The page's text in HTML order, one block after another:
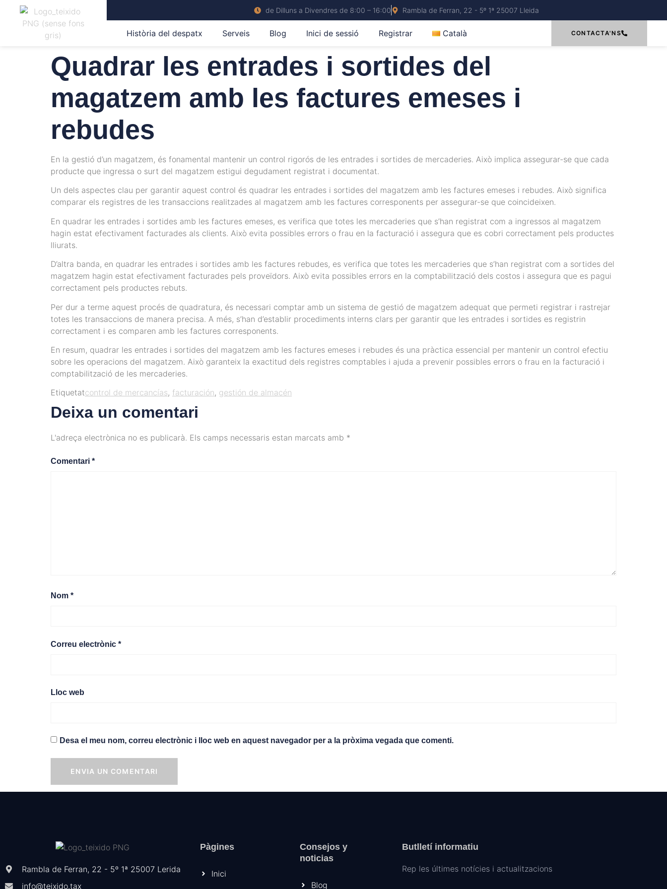
de Dilluns a Divendres de 8:00 – 16:00 Rambla de Ferran, 22 - 5º 1ª 25007 Lleida
Història del despatx Serveis Blog Inici de sessió Registrar Català CONTACTA'NS
Quadrar les entrades i sortides del
magatzem amb les factures emeses i
rebudes
En la gestió d’un magatzem, és fonamental mantenir un control rigorós de les entrades i sortides de mercaderies. Això implica assegurar-se que cada
producte que ingressa o surt del magatzem estigui degudament registrat i documentat.
Un dels aspectes clau per garantir aquest control és quadrar les entrades i sortides del magatzem amb les factures emeses i rebudes. Això significa
comparar els registres de les transaccions realitzades al magatzem amb les factures corresponents per assegurar-se que coincideixen.
En quadrar les entrades i sortides amb les factures emeses, es verifica que totes les mercaderies que s’han registrat com a ingressos al magatzem
hagin estat efectivament facturades als clients. Això evita possibles errors o frau en la facturació i assegura que es cobri correctament pels productes
lliurats.
D’altra banda, en quadrar les entrades i sortides amb les factures rebudes, es verifica que totes les mercaderies que s’han registrat com a sortides del
magatzem hagin estat efectivament facturades pels proveïdors. Això evita possibles errors en la comptabilització dels costos i assegura que es pagui
correctament pels productes rebuts.
Per dur a terme aquest procés de quadratura, és necessari comptar amb un sistema de gestió de magatzem adequat que permeti registrar i rastrejar
totes les transaccions de manera precisa. A més, s’han d’establir procediments interns clars per garantir que les entrades i sortides es registrin
correctament i es comparen amb les factures corresponents.
En resum, quadrar les entrades i sortides del magatzem amb les factures emeses i rebudes és una pràctica essencial per mantenir un control efectiu
sobre les operacions del magatzem. Això garanteix la exactitud dels registres comptables i ajuda a prevenir possibles errors o frau en la facturació i
comptabilització de les mercaderies.
Etiquetatcontrol de mercancías, facturación, gestión de almacén
Deixa un comentari
L'adreça electrònica no es publicarà. Els camps necessaris estan marcats amb *
Comentari *
Nom *
Correu electrònic *
Lloc web
Desa el meu nom, correu electrònic i lloc web en aquest navegador per a la pròxima vegada que comenti.
Rambla de Ferran, 22 - 5º 1ª 25007 Lerida
info@teixido.tax
Pàgines
Inici
Consejos y
noticias
Blog
Butlletí informatiu
Rep les últimes notícies i actualitzacions